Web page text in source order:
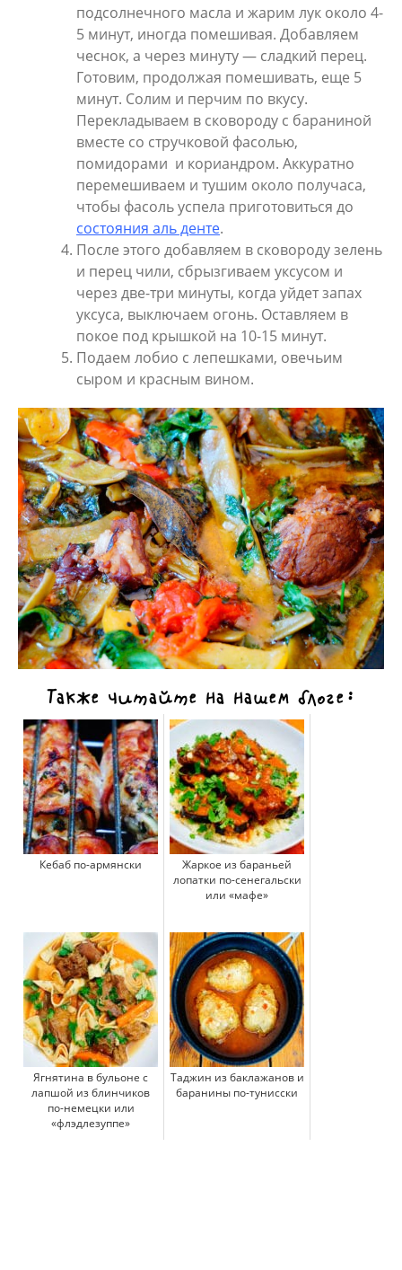
подсолнечного масла и жарим лук около 4-
5 минут, иногда помешивая. Добавляем
чеснок, а через минуту — сладкий перец.
Готовим, продолжая помешивать, еще 5
минут. Солим и перчим по вкусу.
Перекладываем в сковороду с бараниной
вместе со стручковой фасолью,
помидорами и кориандром. Аккуратно
перемешиваем и тушим около получаса,
чтобы фасоль успела приготовиться до
состояния аль денте.
После этого добавляем в сковороду зелень
и перец чили, сбрызгиваем уксусом и
через две-три минуты, когда уйдет запах
уксуса, выключаем огонь. Оставляем в
покое под крышкой на 10-15 минут.
Подаем лобио с лепешками, овечьим
сыром и красным вином.
Также читайте на нашем блоге:
Кебаб по-армянски
Жаркое из бараньей
лопатки по-сенегальски
или «мафе»
Ягнятина в бульоне с
лапшой из блинчиков
по-немецки или
«флэдлезуппе»
Таджин из баклажанов и
баранины по-тунисски